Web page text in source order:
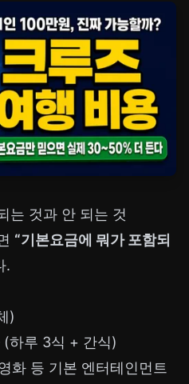
는 것과 안 되는 것
“기본요금에 뭐가 포함되
.
)
(하루 3식 + 간식)
화 등 기본 엔터테인먼트